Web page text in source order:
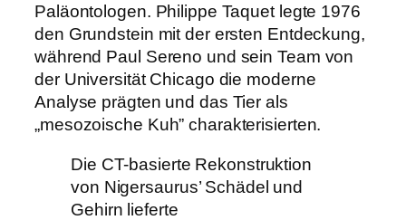
Paläontologen. Philippe Taquet legte 1976
den Grundstein mit der ersten Entdeckung,
während Paul Sereno und sein Team von
der Universität Chicago die moderne
Analyse prägten und das Tier als
„mesozoische Kuh” charakterisierten.
Die CT-basierte Rekonstruktion
von Nigersaurus’ Schädel und
Gehirn lieferte